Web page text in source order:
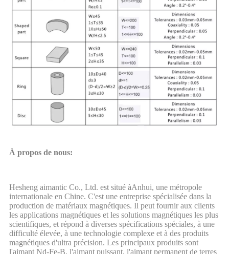
À propos de nous:
Hesheng aimantic Co., Ltd. est situé àAnhui, une métropole
internationale en Chine. C'est une entreprise spécialisée dans la
production de matériaux magnétiques. Il peut fournir aux clients
les applications magnétiques et les solutions magnétiques les plus
scientifiques, et répond à diverses spécifications spéciales, à une
difficulté élevée, à une technologie complexe et à des produits
magnétiques d'ultra précision. Les principaux produits sont
l'aimant Nd-Fe-B, l'aimant puissant, l'aimant permanent de terres